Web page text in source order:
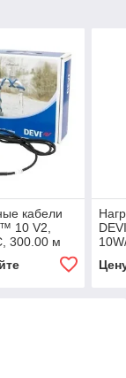
кабели
10 V2,
300.00 м